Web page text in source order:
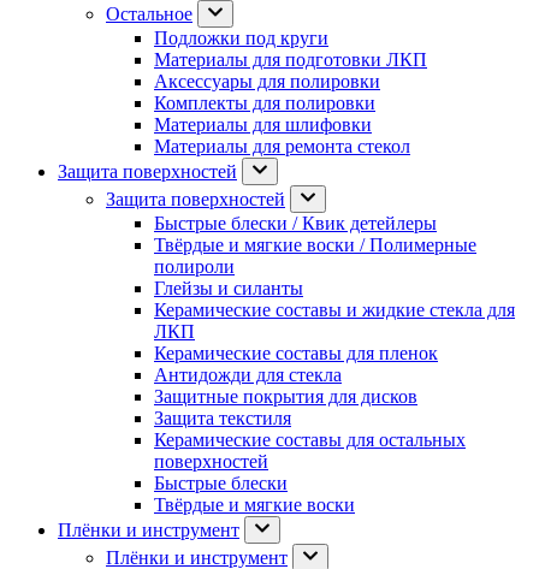
Остальное
Подложки под круги
Материалы для подготовки ЛКП
Аксессуары для полировки
Комплекты для полировки
Материалы для шлифовки
Материалы для ремонта стекол
Защита поверхностей
Защита поверхностей
Быстрые блески / Квик детейлеры
Твёрдые и мягкие воски / Полимерные
полироли
Глейзы и силанты
Керамические составы и жидкие стекла для
ЛКП
Керамические составы для пленок
Антидожди для стекла
Защитные покрытия для дисков
Защита текстиля
Керамические составы для остальных
поверхностей
Быстрые блески
Твёрдые и мягкие воски
Плёнки и инструмент
Плёнки и инструмент